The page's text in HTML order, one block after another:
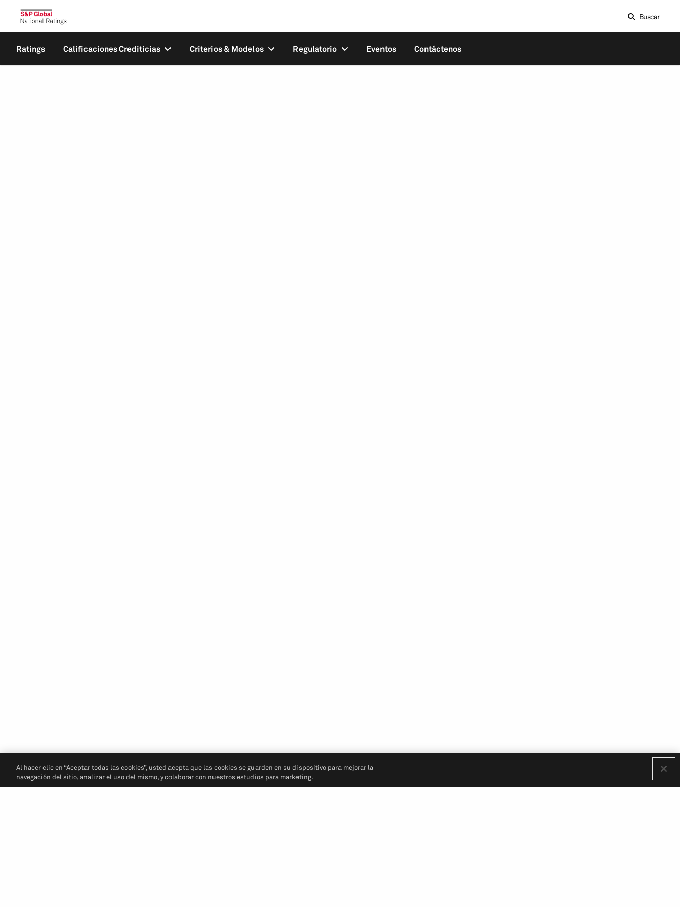
Buscar
Ratings Calificaciones Crediticias Criterios & Modelos Regulatorio Eventos Contáctenos
Al hacer clic en “Aceptar todas las cookies”, usted acepta que las cookies se guarden en su dispositivo para mejorar la
navegación del sitio, analizar el uso del mismo, y colaborar con nuestros estudios para marketing.